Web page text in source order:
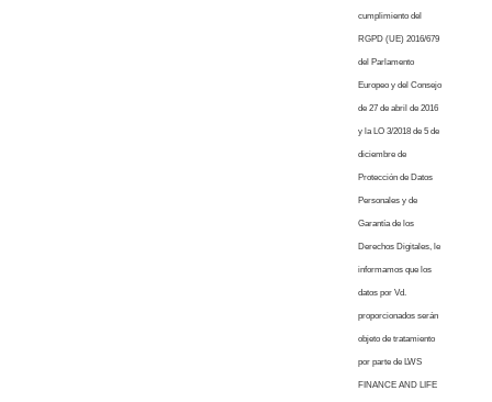
cumplimiento del
RGPD (UE) 2016/679
del Parlamento
Europeo y del Consejo
de 27 de abril de 2016
y la LO 3/2018 de 5 de
diciembre de
Protección de Datos
Personales y de
Garantía de los
Derechos Digitales, le
informamos que los
datos por Vd.
proporcionados serán
objeto de tratamiento
por parte de LWS
FINANCE AND LIFE